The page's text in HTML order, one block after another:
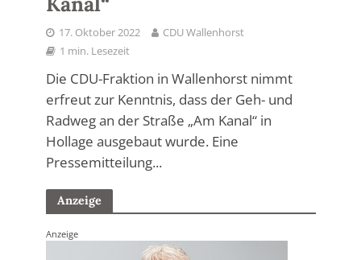
17. Oktober 2022
CDU Wallenhorst
1 min. Lesezeit
Die CDU-Fraktion in Wallenhorst nimmt
erfreut zur Kenntnis, dass der Geh- und
Radweg an der Straße „Am Kanal“ in
Hollage ausgebaut wurde. Eine
Pressemitteilung...
Anzeige
Anzeige